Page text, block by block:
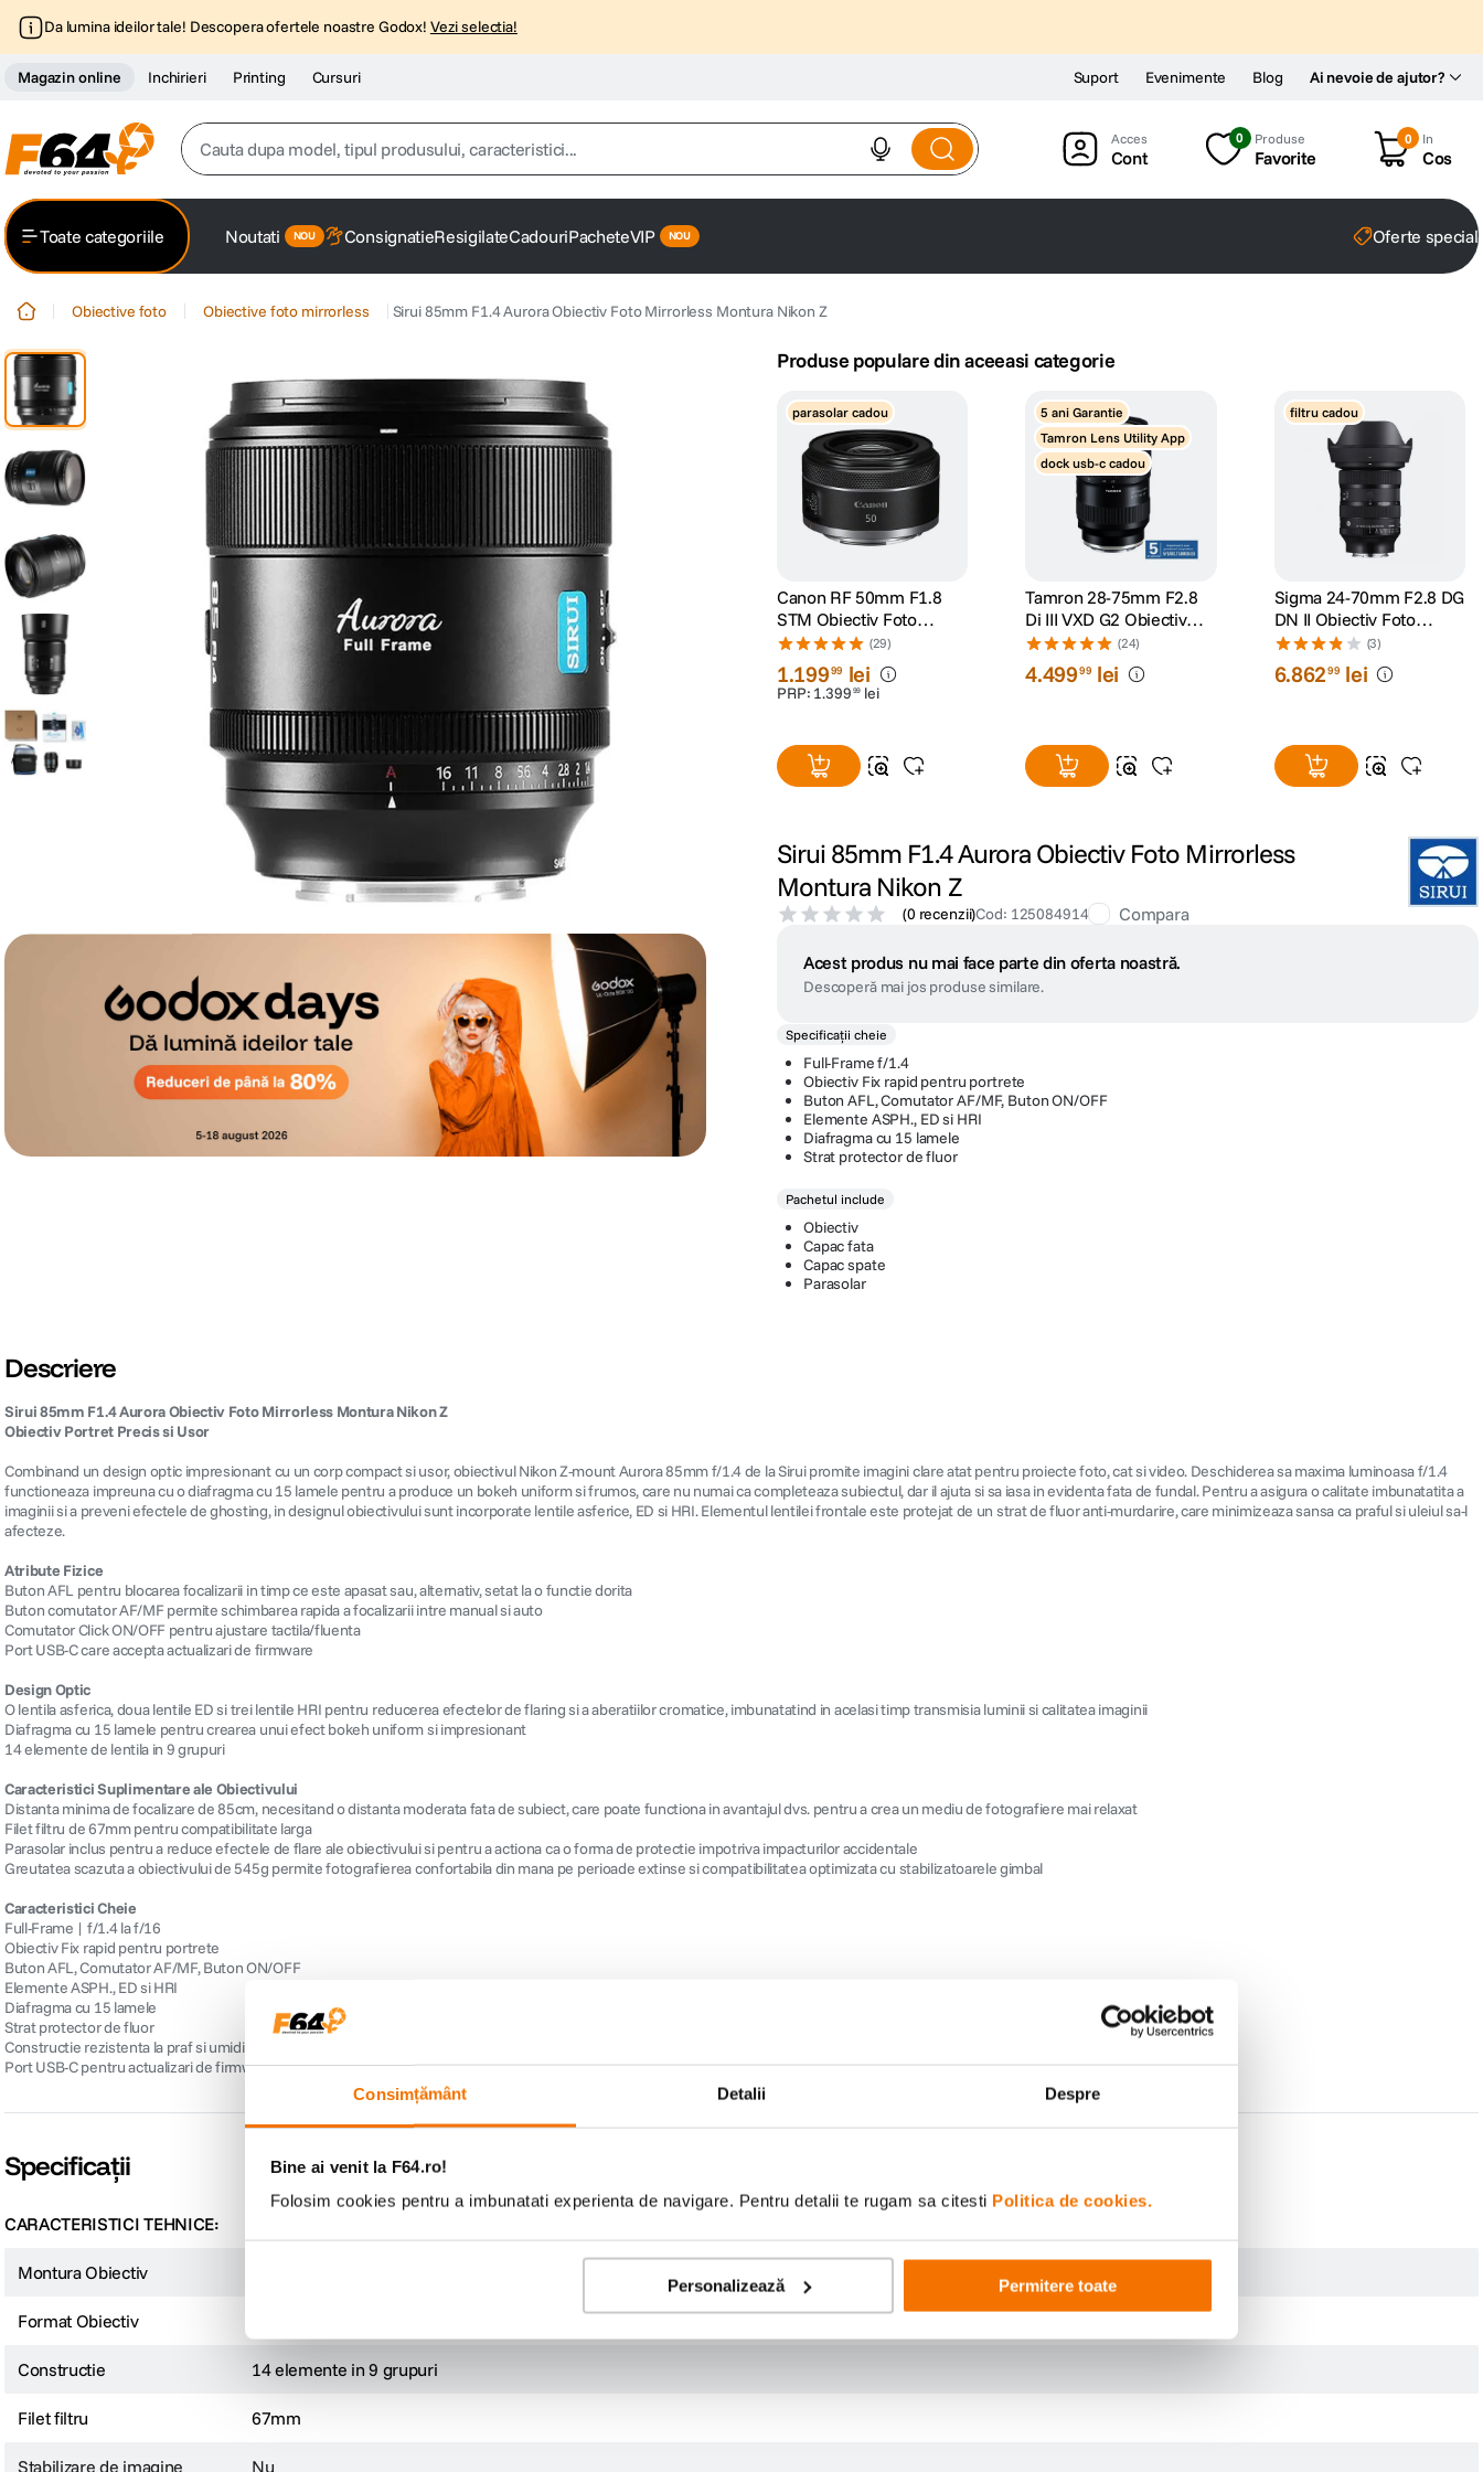
Consimțământ Detalii Despre
Bine ai venit la F64.ro!
Folosim cookies pentru a imbunatati experienta de navigare. Pentru detalii te rugam sa citesti Politica de cookies.
Personalizează Permitere toate
Da lumina ideilor tale! Descopera ofertele noastre Godox! Vezi selectia!
Magazin online Inchirieri Printing Cursuri Ai nevoie de ajutor?
Suport Evenimente Blog
Cauta dupa model, tipul produsului, caracteristici...
2. trepied
4. peak design
5. canon sx740 hs
6 lavaliera
card memorie
dji mic mini
dji osmo
10 insta 360
Cont
0 Produse
Favorite
0 In
Cos
Toate categoriile Noutati ConsignatieResigilateCadouriPacheteVIP Oferte
Obiective foto Obiective foto mirrorless Sirui 85mm F1.4 Aurora Obiectiv Foto Mirrorless Montura Nikon Z
Produse populare din aceeasi categorie
parasolar cadou
Canon RF 50mm F1.8
STM Obiectiv Foto
Mirrorless
(29)
1.19999 lei
PRP: 1.399 99 lei
5 ani Garantie
Tamron Lens Utility App
dock usb-c cadou
Tamron 28-75mm F2.8
Di III VXD G2 Obiectiv
Foto Mirrorless Sony E
(24)
4.49999 lei
filtru cadou
Sigma 24-70mm F2.8 DG
DN II Obiectiv Foto
Mirrorless Montura Sony
E
(3)
6.86299 lei
Sirui 85mm F1.4 Aurora Obiectiv Foto Mirrorless
Montura Nikon Z
(0 recenzii)Cod: 125084914 Compara
Acest produs nu mai face parte din oferta noastră.
Descoperă mai jos produse similare.
Specificații cheie
Full-Frame f/1.4
Obiectiv Fix rapid pentru portrete
Buton AFL, Comutator AF/MF, Buton ON/OFF
Elemente ASPH., ED si HRI
Diafragma cu 15 lamele
Strat protector de fluor
Pachetul include
Obiectiv
Capac fata
Capac spate
Parasolar
Descriere
Sirui 85mm F1.4 Aurora Obiectiv Foto Mirrorless Montura Nikon Z
Obiectiv Portret Precis si Usor
Combinand un design optic impresionant cu un corp compact si usor, obiectivul Nikon Z-mount Aurora 85mm f/1.4 de la Sirui promite imagini clare atat pentru proiecte foto, cat si video. Deschiderea sa maxima luminoasa f/1.4
functioneaza impreuna cu o diafragma cu 15 lamele pentru a produce un bokeh uniform si frumos, care nu numai ca completeaza subiectul, dar il ajuta si sa iasa in evidenta fata de fundal. Pentru a asigura o calitate imbunatatita a
imaginii si a preveni efectele de ghosting, in designul obiectivului sunt incorporate lentile asferice, ED si HRI. Elementul lentilei frontale este protejat de un strat de fluor anti-murdarire, care minimizeaza sansa ca praful si uleiul sa-l
afecteze.
Atribute Fizice
Buton AFL pentru blocarea focalizarii in timp ce este apasat sau, alternativ, setat la o functie dorita
Buton comutator AF/MF permite schimbarea rapida a focalizarii intre manual si auto
Comutator Click ON/OFF pentru ajustare tactila/fluenta
Port USB-C care accepta actualizari de firmware
Design Optic
O lentila asferica, doua lentile ED si trei lentile HRI pentru reducerea efectelor de flaring si a aberatiilor cromatice, imbunatatind in acelasi timp transmisia luminii si calitatea imaginii
Diafragma cu 15 lamele pentru crearea unui efect bokeh uniform si impresionant
14 elemente de lentila in 9 grupuri
Caracteristici Suplimentare ale Obiectivului
Distanta minima de focalizare de 85cm, necesitand o distanta moderata fata de subiect, care poate functiona in avantajul dvs. pentru a crea un mediu de fotografiere mai relaxat
Filet filtru de 67mm pentru compatibilitate larga
Parasolar inclus pentru a reduce efectele de flare ale obiectivului si pentru a actiona ca o forma de protectie impotriva impacturilor accidentale
Greutatea scazuta a obiectivului de 545g permite fotografierea confortabila din mana pe perioade extinse si compatibilitatea optimizata cu stabilizatoarele gimbal
Caracteristici Cheie
Full-Frame | f/1.4 la f/16
Obiectiv Fix rapid pentru portrete
Buton AFL, Comutator AF/MF, Buton ON/OFF
Elemente ASPH., ED si HRI
Diafragma cu 15 lamele
Strat protector de fluor
Constructie rezistenta la praf si umiditate
Port USB-C pentru actualizari de firmware
Specificații
CARACTERISTICI TEHNICE:
Montura Obiectiv
Format Obiectiv
Constructie 14 elemente in 9 grupuri
Filet filtru 67mm
Stabilizare de imagine Nu